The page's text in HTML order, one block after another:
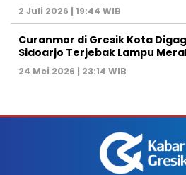
2 Juli 2026 | 19:44 WIB
Curanmor di Gresik Kota
Sidoarjo Terjebak Lampu
24 Mei 2026 | 23:14 WIB